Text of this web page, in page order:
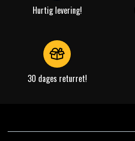
Hurtig levering!
30 dages returret!